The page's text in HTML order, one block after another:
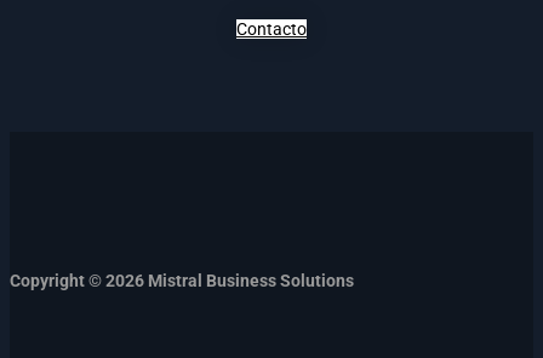
Contacto
Copyright © 2026 Mistral Business Solutions